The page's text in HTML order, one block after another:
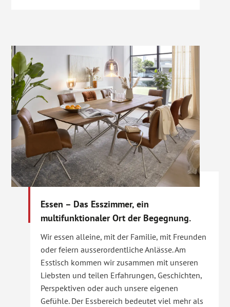
Essen – Das Esszimmer, ein
multifunktionaler Ort der Begegnung.
Wir essen alleine, mit der Familie, mit Freunden
oder feiern ausserordentliche Anlässe. Am
Esstisch kommen wir zusammen mit unseren
Liebsten und teilen Erfahrungen, Geschichten,
Perspektiven oder auch unsere eigenen
Gefühle. Der Essbereich bedeutet viel mehr als